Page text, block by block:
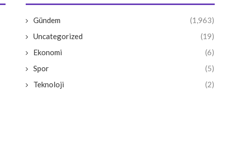
Gündem
(1,963)
Uncategorized
(19)
Ekonomi
(6)
Spor
(5)
Teknoloji
(2)